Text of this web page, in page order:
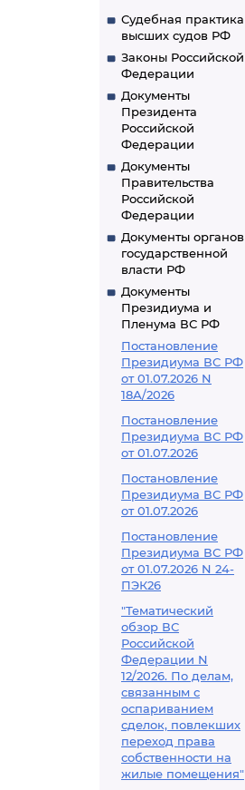
Судебная практика
высших судов РФ
Законы Российской
Федерации
Документы
Президента
Российской
Федерации
Документы
Правительства
Российской
Федерации
Документы органов
государственной
власти РФ
Документы
Президиума и
Пленума ВС РФ
Постановление
Президиума ВС РФ
от 01.07.2026 N
18А/2026
Постановление
Президиума ВС РФ
от 01.07.2026
Постановление
Президиума ВС РФ
от 01.07.2026
Постановление
Президиума ВС РФ
от 01.07.2026 N 24-
ПЭК26
"Тематический
обзор ВС
Российской
Федерации N
12/2026. По делам,
связанным с
оспариванием
сделок, повлекших
переход права
собственности на
жилые помещения"